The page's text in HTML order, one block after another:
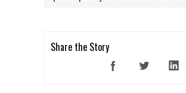
Share the Story